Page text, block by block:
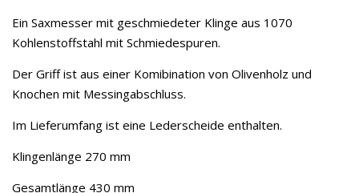
Ein Saxmesser mit geschmiedeter Klinge aus 1070
Kohlenstoffstahl mit Schmiedespuren.
Der Griff ist aus einer Komibination von Olivenholz und
Knochen mit Messingabschluss.
Im Lieferumfang ist eine Lederscheide enthalten.
Klingenlänge 270 mm
Gesamtlänge 430 mm